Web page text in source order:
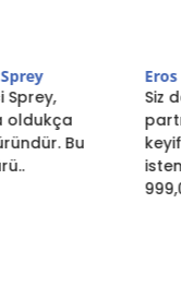
Eros Geciktirici Sprey
Siz de ilişki sürenizi
partnerinizle daha
keyifli bir deneyim
istemez m..